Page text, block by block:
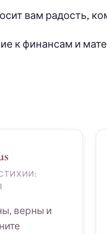
вам радость,
к финансам и
верны и